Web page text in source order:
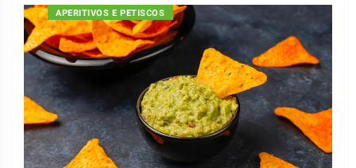
APERITIVOS E PETISCOS